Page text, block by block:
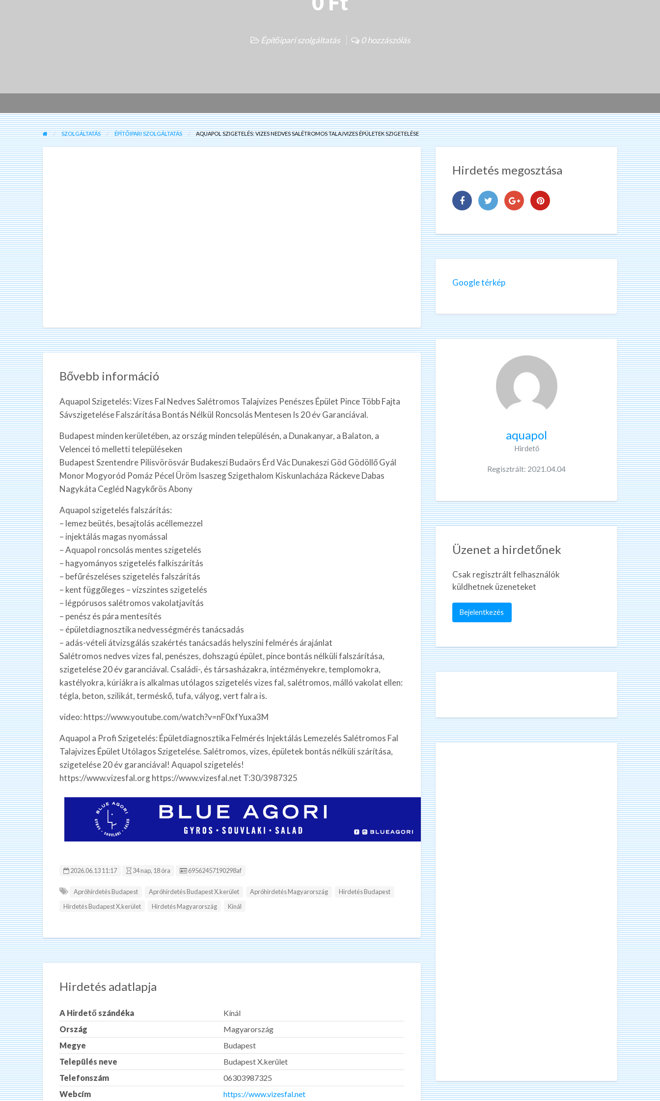
Építőipari szolgáltatás 0 hozzászólás
SZOLGÁLTATÁS ÉPÍTŐIPARI SZOLGÁLTATÁS AQUAPOL SZIGETELÉS: VIZES NEDVES SALÉTROMOS TALAJVIZES ÉPÜLETEK SZIGETELÉSE
Bővebb információ
Aquapol Szigetelés: Vizes Fal Nedves Salétromos Talajvizes Penészes Épület Pince Több Fajta
Sávszigetelése Falszárítása Bontás Nélkül Roncsolás Mentesen Is 20 év Garanciával.
Budapest minden kerületében, az ország minden településén, a Dunakanyar, a Balaton, a
Velencei tó melletti településeken
Budapest Szentendre Pilisvörösvár Budakeszi Budaörs Érd Vác Dunakeszi Göd Gödöllő Gyál
Monor Mogyoród Pomáz Pécel Üröm Isaszeg Szigethalom Kiskunlacháza Ráckeve Dabas
Nagykáta Cegléd Nagykőrös Abony
Aquapol szigetelés falszárítás:
– lemez beütés, besajtolás acéllemezzel
– injektálás magas nyomással
– Aquapol roncsolás mentes szigetelés
– hagyományos szigetelés falkiszárítás
– befűrészeléses szigetelés falszárítás
– kent függőleges – vízszintes szigetelés
– légpórusos salétromos vakolatjavítás
– penész és pára mentesítés
– épületdiagnosztika nedvességmérés tanácsadás
– adás-vételi átvizsgálás szakértés tanácsadás helyszíni felmérés árajánlat
Salétromos nedves vizes fal, penészes, dohszagú épület, pince bontás nélküli falszárítása,
szigetelése 20 év garanciával. Családi-, és társasházakra, intézményekre, templomokra,
kastélyokra, kúriákra is alkalmas utólagos szigetelés vizes fal, salétromos, málló vakolat ellen:
tégla, beton, szilikát, terméskő, tufa, vályog, vert falra is.
video: https://www.youtube.com/watch?v=nF0xfYuxa3M
Aquapol a Profi Szigetelés: Épületdiagnosztika Felmérés‎ Injektálás Lemezelés Salétromos Fal
Talajvizes Épület Utólagos Szigetelése. Salétromos, vizes, épületek bontás nélküli szárítása,
szigetelése 20 év garanciával! Aquapol szigetelés!
https://www.vizesfal.org https://www.vizesfal.net T:30/3987325
2026.06.13 11:17 34 nap, 18 óra Hirdetés ID:
69562457190298af
Apróhirdetés Budapest Apróhirdetés Budapest X.kerület Apróhirdetés Magyarország
Hirdetés Budapest
Hirdetés Budapest X.kerület
Hirdetés Magyarország Kínál
Hirdetés adatlapja
A Hirdető szándéka
Kínál
Ország
Magyarország
Megye
Budapest
Település neve
Budapest X.kerület
Telefonszám
06303987325
Webcím
https://www.vizesfal.net
Hirdetés megosztása
Google térkép
aquapol
Hirdető
Regisztrált: 2021.04.04
Üzenet a hirdetőnek
Csak regisztrált felhasználók
küldhetnek üzeneteket
Bejelentkezés